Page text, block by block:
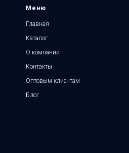
Меню
Главная
Каталог
О компании
Контакты
Оптовым клиентам
Блог